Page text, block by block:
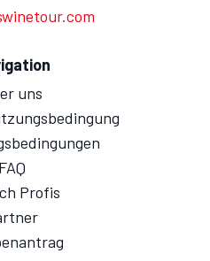
uns
FAQ
Profis